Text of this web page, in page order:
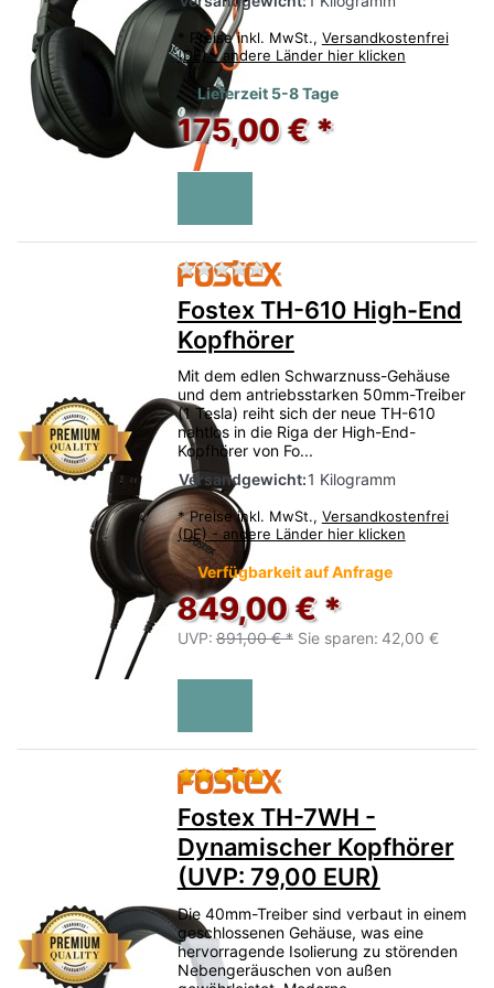
* Preise inkl. MwSt., Versandkostenfrei
(DE) - andere Länder hier klicken
Lieferzeit 5-8 Tage
175,00 € *
Zu diesem Produkt liegen
Fostex TH-610 High-End
Kopfhörer
Mit dem edlen Schwarznuss-Gehäuse
und dem antriebsstarken 50mm-Treiber
(1 Tesla) reiht sich der neue TH-610
nahtlos in die Riga der High-End-
Kopfhörer von Fo...
Versandgewicht:1 Kilogramm
* Preise inkl. MwSt., Versandkostenfrei
(DE) - andere Länder hier klicken
Verfügbarkeit auf Anfrage
849,00 € *
UVP: 891,00 € * Sie sparen: 42,00 €
Bewertung: 5 von 5
Fostex TH-7WH -
Dynamischer Kopfhörer
(UVP: 79,00 EUR)
Die 40mm-Treiber sind verbaut in einem
geschlossenen Gehäuse, was eine
hervorragende Isolierung zu störenden
Nebengeräuschen von außen